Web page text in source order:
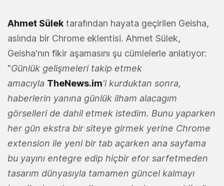
Ahmet Sülek tarafından hayata geçirilen Geisha,
aslında bir Chrome eklentisi. Ahmet Sülek,
Geisha'nın fikir aşamasını şu cümlelerle anlatıyor:
"Günlük gelişmeleri takip etmek
amacıyla TheNews.im'i kurduktan sonra,
haberlerin yanına günlük ilham alacagım
görselleri de dahil etmek istedim. Bunu yaparken
her gün ekstra bir siteye girmek yerine Chrome
extension ile yeni bir tab açarken ana sayfama
bu yayını entegre edip hiçbir efor sarfetmeden
tasarım dünyasıyla tamamen güncel kalmayı